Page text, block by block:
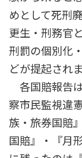
めとして死刑
更生・刑務官
刑罰の個別化
どが提起され
各国賠報告
察市民監視違
族・旅券国賠
国賠』・『月